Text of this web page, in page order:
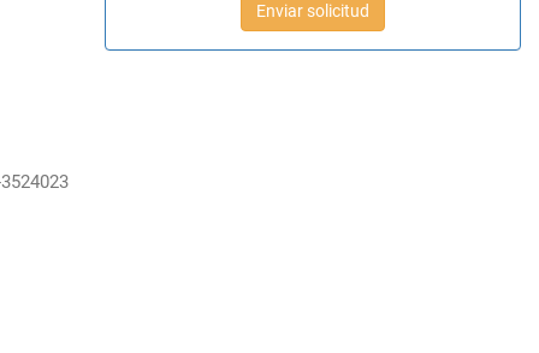
Enviar solicitud